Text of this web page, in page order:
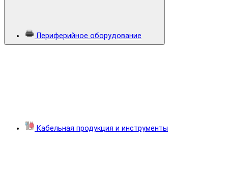
Периферийное оборудование
Кабельная продукция и инструменты